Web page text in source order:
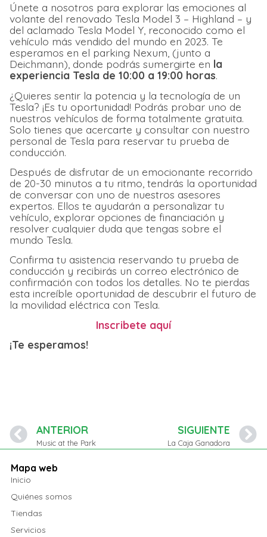
Únete a nosotros para explorar las emociones al
volante del renovado Tesla Model 3 – Highland – y
del aclamado Tesla Model Y, reconocido como el
vehículo más vendido del mundo en 2023. Te
esperamos en el parking Nexum, (junto a
Deichmann), donde podrás sumergirte en la
experiencia Tesla de 10:00 a 19:00 horas.
¿Quieres sentir la potencia y la tecnología de un
Tesla? ¡Es tu oportunidad! Podrás probar uno de
nuestros vehículos de forma totalmente gratuita.
Solo tienes que acercarte y consultar con nuestro
personal de Tesla para reservar tu prueba de
conducción.
Después de disfrutar de un emocionante recorrido
de 20-30 minutos a tu ritmo, tendrás la oportunidad
de conversar con uno de nuestros asesores
expertos. Ellos te ayudarán a personalizar tu
vehículo, explorar opciones de financiación y
resolver cualquier duda que tengas sobre el
mundo Tesla.
Confirma tu asistencia reservando tu prueba de
conducción y recibirás un correo electrónico de
confirmación con todos los detalles. No te pierdas
esta increíble oportunidad de descubrir el futuro de
la movilidad eléctrica con Tesla.
Inscribete aquí
¡Te esperamos!
ANTERIOR
Music at the Park
SIGUIENTE
La Caja Ganadora
Mapa web
Inicio
Quiénes somos
Tiendas
Servicios